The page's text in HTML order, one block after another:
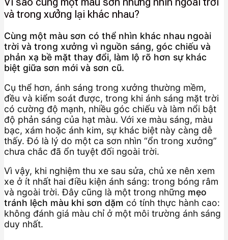
và trong xưởng lại khác nhau?
Cùng một màu sơn có thể nhìn khác nhau ngoài
trời và trong xưởng vì nguồn sáng, góc chiếu và
phản xạ bề mặt thay đổi, làm lộ rõ hơn sự khác
biệt giữa sơn mới và sơn cũ.
Cụ thể hơn, ánh sáng trong xưởng thường mềm,
đều và kiểm soát được, trong khi ánh sáng mặt trời
có cường độ mạnh, nhiều góc chiếu và làm nổi bật
độ phản sáng của hạt màu. Với xe màu sáng, màu
bạc, xám hoặc ánh kim, sự khác biệt này càng dễ
thấy. Đó là lý do một ca sơn nhìn “ổn trong xưởng”
chưa chắc đã ổn tuyệt đối ngoài trời.
Vì vậy, khi nghiệm thu xe sau sửa, chủ xe nên xem
xe ở ít nhất hai điều kiện ánh sáng: trong bóng râm
và ngoài trời. Đây cũng là một trong những mẹo
tránh lệch màu khi sơn dặm có tính thực hành cao:
không đánh giá màu chỉ ở một môi trường ánh sáng
duy nhất.